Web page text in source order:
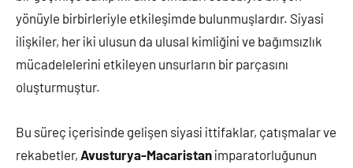
yönüyle birbirleriyle etkileşimde bulunmuşlardır. Siyasi
ilişkiler, her iki ulusun da ulusal kimliğini ve bağımsızlık
mücadelelerini etkileyen unsurların bir parçasını
oluşturmuştur.
Bu süreç içerisinde gelişen siyasi ittifaklar, çatışmalar ve
rekabetler, Avusturya-Macaristan imparatorluğunun